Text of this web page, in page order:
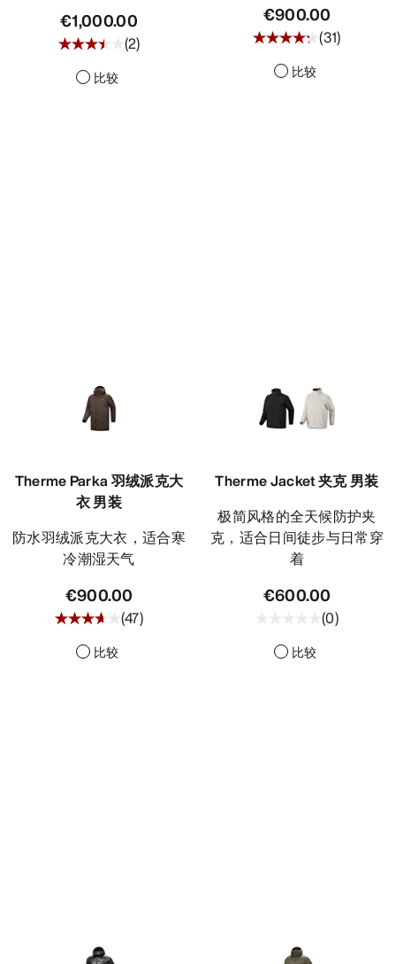
€1,000.00
(2)
比较
€900.00
(31)
比较
Therme Parka 羽绒派克大
衣 男装
防水羽绒派克大衣，适合寒
冷潮湿天气
€900.00
(47)
比较
Therme Jacket 夹克 男装
极简风格的全天候防护夹
克，适合日间徒步与日常穿
着
€600.00
(0)
比较